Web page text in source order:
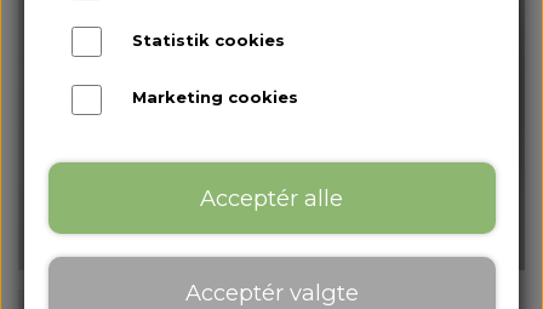
Resin 3D Printere
Brugt/Demo
Om os
Om os
Kontakt
Statistik cookies
Marketing cookies
Acceptér alle
Acceptér valgte